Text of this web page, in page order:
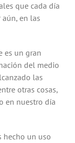
que cada día
en las
es un gran
del medio
las
otras cosas,
en nuestro día
hecho un uso